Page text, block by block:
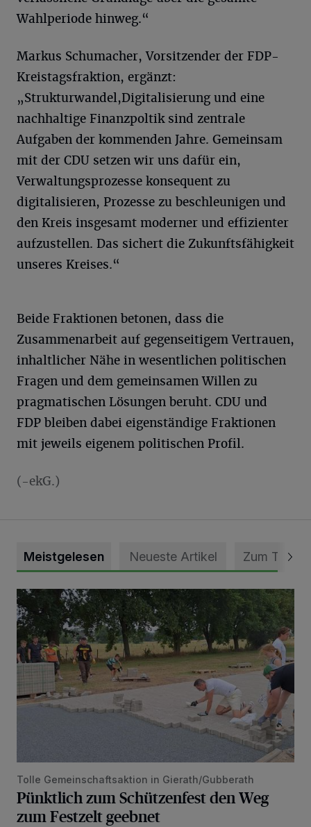
Wahlperiode hinweg.“
Markus Schumacher, Vorsitzender der FDP-
Kreistagsfraktion, ergänzt:
„Strukturwandel,Digitalisierung und eine
nachhaltige Finanzpoltik sind zentrale
Aufgaben der kommenden Jahre. Gemeinsam
mit der CDU setzen wir uns dafür ein,
Verwaltungsprozesse konsequent zu
digitalisieren, Prozesse zu beschleunigen und
den Kreis insgesamt moderner und effizienter
aufzustellen. Das sichert die Zukunftsfähigkeit
unseres Kreises.“
Beide Fraktionen betonen, dass die
Zusammenarbeit auf gegenseitigem Vertrauen,
inhaltlicher Nähe in wesentlichen politischen
Fragen und dem gemeinsamen Willen zu
pragmatischen Lösungen beruht. CDU und
FDP bleiben dabei eigenständige Fraktionen
mit jeweils eigenem politischen Profil.
(-ekG.)
Meistgelesen Neueste Artikel Zum Thema
Pünktlich zum Schützenfest den Weg zum Festzelt
Tolle Gemeinschaftsaktion in Gierath/Gubberath
Pünktlich zum Schützenfest den Weg
zum Festzelt geebnet